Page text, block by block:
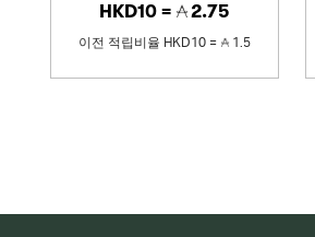
HKD10 = 2.75
이전 적립비율 HKD10 = 1.5